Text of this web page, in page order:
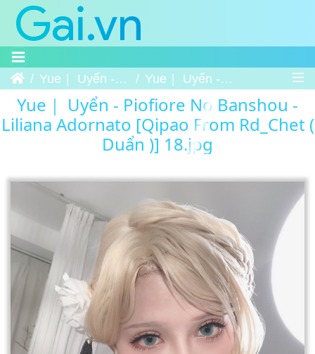
Trang chủYue｜ Uyển - Piofiore No Banshou - Liliana Adornato [Qipao From Rd_Chet ( Duẩn )] Yue｜ Uyển - Piofiore No Banshou - Liliana Adornato [Qipao From Rd Chet ( Duẩn )] 18
Yue｜ Uyển - Piofiore No Banshou -
Liliana Adornato [Qipao From Rd_Chet (
Duẩn )] 18.jpg